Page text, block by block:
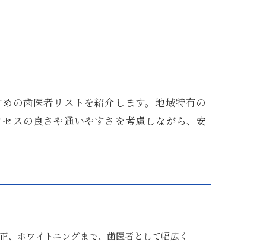
の歯医者リストを紹介します。地域特有の
スの良さや通いやすさを考慮しながら、安
ホワイトニングまで、歯医者として幅広く